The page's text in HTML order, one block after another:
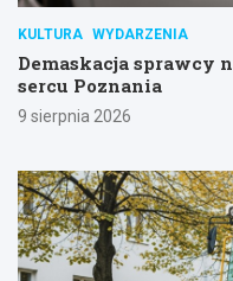
KULTURA WYDARZENIA
Demaskacja sprawcy
sercu Poznania
9 sierpnia 2026